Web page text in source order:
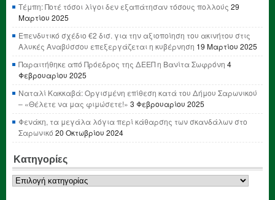
Τέμπη: Ποτέ τόσοι λίγοι δεν εξαπάτησαν τόσους πολλούς 29
Μαρτίου 2025
Επενδυτικό σχέδιο €2 δισ. για την αξιοποίηση του ακινήτου στις
Αλυκές Αναβύσσου επεξεργάζεται η κυβέρνηση 19 Μαρτίου 2025
Παραιτήθηκε από Πρόεδρος της ΔΕΕΠ η Βανίτα Σωφρόνη 4
Φεβρουαρίου 2025
Ναταλί Κακκαβά: Οργισμένη επίθεση κατά του Δήμου Σαρωνικού
– «Θέλετε να μας φιμώσετε!» 3 Φεβρουαρίου 2025
Φενάκη, τα μεγάλα λόγια περί κάθαρσης των σκανδάλων στο
Σαρωνικό 20 Οκτωβρίου 2024
Κατηγορίες
Κατηγορίες